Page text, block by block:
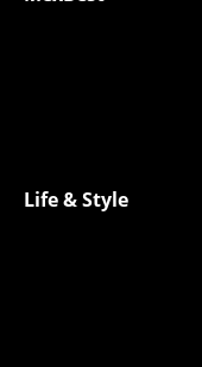
Life & Style